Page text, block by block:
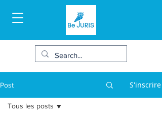
Post S'inscrire
Tous les posts